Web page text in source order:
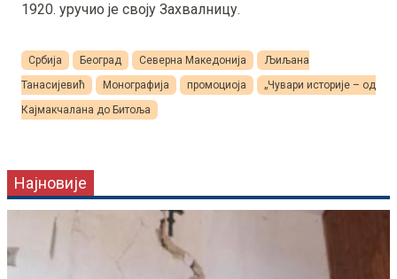
1920. уручио је своју Захвалницу.
Србија Београд Северна Македонија
Љиљана
Танасијевић
Монографија промоциоја
„Чувари историје – од
Кајмакчалана до Битоља
Најновије